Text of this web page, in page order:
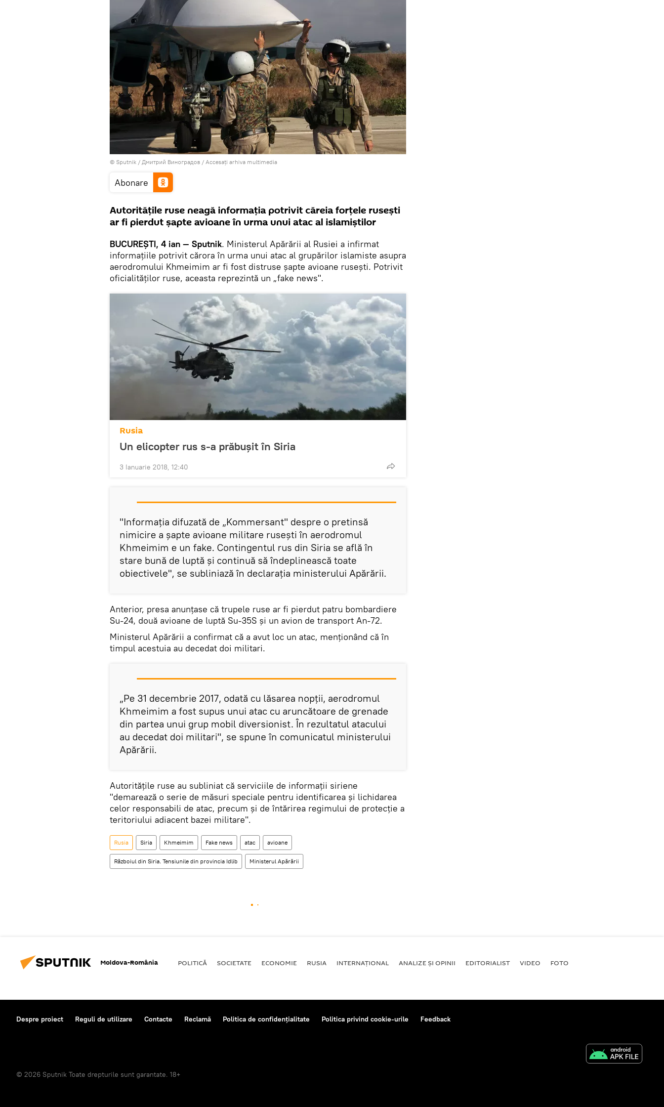
© Sputnik / Дмитрий Виноградов / Accesați arhiva multimedia
Abonare
Autoritățile ruse neagă informația potrivit căreia forțele rusești
ar fi pierdut șapte avioane în urma unui atac al islamiștilor
BUCUREȘTI, 4 ian — Sputnik. Ministerul Apărării al Rusiei a infirmat
informațiile potrivit cărora în urma unui atac al grupărilor islamiste asupra
aerodromului Khmeimim ar fi fost distruse șapte avioane rusești. Potrivit
oficialităților ruse, aceasta reprezintă un „fake news".
Rusia
Un elicopter rus s-a prăbușit în Siria
3 Ianuarie 2018, 12:40
"Informația difuzată de „Kommersant" despre o pretinsă
nimicire a șapte avioane militare rusești în aerodromul
Khmeimim e un fake. Contingentul rus din Siria se află în
stare bună de luptă și continuă să îndeplinească toate
obiectivele", se subliniază în declarația ministerului Apărării.
Anterior, presa anunțase că trupele ruse ar fi pierdut patru bombardiere
Su-24, două avioane de luptă Su-35S și un avion de transport An-72.
Ministerul Apărării a confirmat că a avut loc un atac, menționând că în
timpul acestuia au decedat doi militari.
„Pe 31 decembrie 2017, odată cu lăsarea nopții, aerodromul
Khmeimim a fost supus unui atac cu aruncătoare de grenade
din partea unui grup mobil diversionist. În rezultatul atacului
au decedat doi militari", se spune în comunicatul ministerului
Apărării.
Autoritățile ruse au subliniat că serviciile de informații siriene
"demarează o serie de măsuri speciale pentru identificarea și lichidarea
celor responsabili de atac, precum și de întărirea regimului de protecție a
teritoriului adiacent bazei militare".
Rusia Siria Khmeimim Fake news atac avioane
Războiul din Siria. Tensiunile din provincia Idlib Ministerul Apărării
Moldova-România POLITICĂ SOCIETATE ECONOMIE RUSIA INTERNAŢIONAL ANALIZE ȘI OPINII EDITORIALIST VIDEO FOTO
Despre proiect Reguli de utilizare Contacte Reclamă Politica de confidențialitate Politica privind cookie-urile Feedback
© 2026 Sputnik Toate drepturile sunt garantate. 18+